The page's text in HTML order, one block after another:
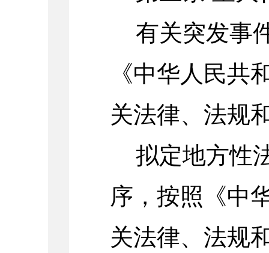
有关突发事
《中华人民共
关法律、法规
拟定地方性
序，按照《中
关法律、法规